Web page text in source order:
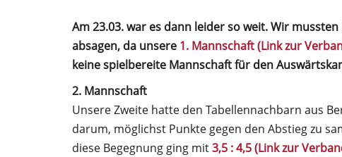
Am 23.03. war es dann leider so weit.Wir
absagen, da unsere 1. Mannschaft (Link zur
keine spielbereite Mannschaft für den
2. Mannschaft
Unsere Zweite hatte den Tabellennachbarn aus
darum, möglichst Punkte gegen den Abstieg zu
diese Begegnung ging mit3,5 : 4,5 (Link zur